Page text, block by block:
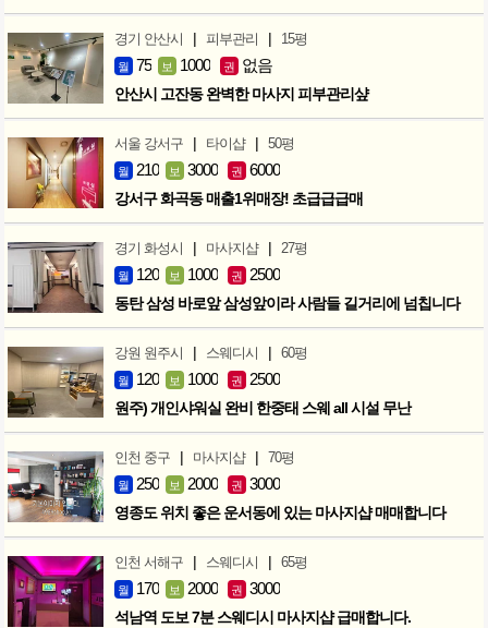
경기 안산시 | 피부관리 | 15평
월 75 보 1000 권 없음
안산시 고잔동 완벽한 마사지 피부관리샾
서울 강서구 | 타이샵 | 50평
월 210 보 3000 권 6000
강서구 화곡동 매출1위매장! 초급급급매
경기 화성시 | 마사지샵 | 27평
월 120 보 1000 권 2500
동탄 삼성 바로앞 삼성앞이라 사람들 길거리에 넘칩니다
강원 원주시 | 스웨디시 | 60평
월 120 보 1000 권 2500
원주) 개인샤워실 완비 한중태 스웨 all 시설 무난
인천 중구 | 마사지샵 | 70평
월 250 보 2000 권 3000
영종도 위치 좋은 운서동에 있는 마사지샵 매매합니다
인천 서해구 | 스웨디시 | 65평
월 170 보 2000 권 3000
석남역 도보 7분 스웨디시 마사지샵 급매합니다.